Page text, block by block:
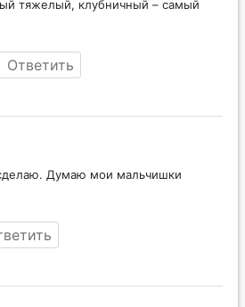
тяжелый, клубничный – самый
Ответить
Думаю мои мальчишки